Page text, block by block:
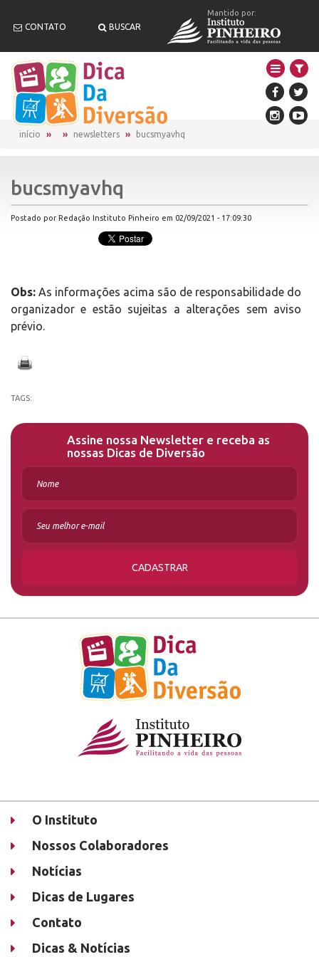
CONTATO BUSCAR
Mantido por:
início newsletters bucsmyavhq
bucsmyavhq
Postado por Redação Instituto Pinheiro em 02/09/2021 - 17:09:30
Obs: As informações acima são de responsabilidade do
organizador e estão sujeitas a alterações sem aviso
prévio.
TAGS:
Assine nossa Newsletter e receba as
nossas Dicas de Diversão
CADASTRAR
O Instituto
Nossos Colaboradores
Notícias
Dicas de Lugares
Contato
Dicas & Notícias